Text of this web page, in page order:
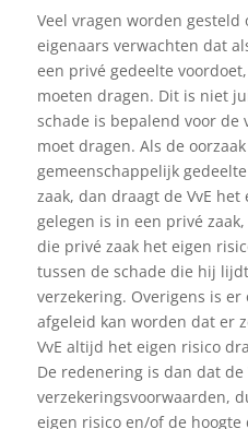
Veel vragen worden gesteld
eigenaars verwachten dat
een privé gedeelte
moeten dragen. Dit is niet
schade is bepalend voor de
moet dragen. Als de
gemeenschappelijk
zaak, dan draagt de VvE
gelegen is in een privé
die privé zaak het eigen
tussen de schade die hij
verzekering. Overigens is
afgeleid kan worden dat er
VvE altijd het eigen risico
De redenering is dan dat de
verzekeringsvoorwaarden,
eigen risico en/of de hoogte